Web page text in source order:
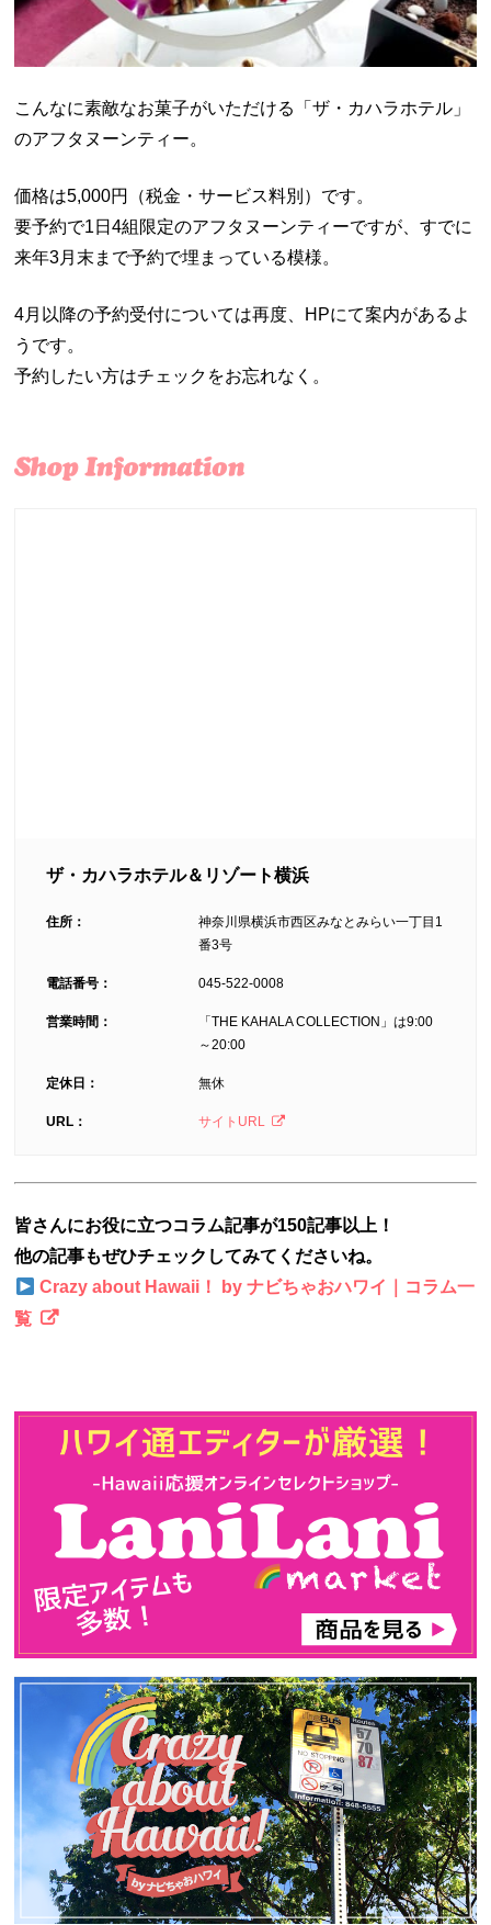
こんなに素敵なお菓子がいただける「ザ・カハラホテル」
のアフタヌーンティー。
価格は5,000円（税金・サービス料別）です。
要予約で1日4組限定のアフタヌーンティーですが、すでに
来年3月末まで予約で埋まっている模様。
4月以降の予約受付については再度、HPにて案内があるよ
うです。
予約したい方はチェックをお忘れなく。
ザ・カハラホテル＆リゾート横浜
住所：
神奈川県横浜市西区みなとみらい一丁目1
番3号
電話番号： 045-522-0008
営業時間：
「THE KAHALA COLLECTION」は9:00
～20:00
定休日： 無休
URL： サイトURL
皆さんにお役に立つコラム記事が150記事以上！
他の記事もぜひチェックしてみてくださいね。
Crazy about Hawaii！ by ナビちゃおハワイ｜コラム一
覧